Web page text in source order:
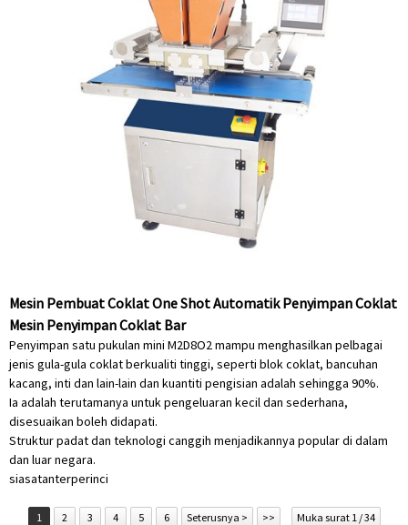
Mesin Pembuat Coklat One Shot Automatik Penyimpan Coklat
Mesin Penyimpan Coklat Bar
Penyimpan satu pukulan mini M2D8O2 mampu menghasilkan pelbagai
jenis gula-gula coklat berkualiti tinggi, seperti blok coklat, bancuhan
kacang, inti dan lain-lain dan kuantiti pengisian adalah sehingga 90%.
Ia adalah terutamanya untuk pengeluaran kecil dan sederhana,
disesuaikan boleh didapati.
Struktur padat dan teknologi canggih menjadikannya popular di dalam
dan luar negara.
siasatanterperinci
1 2 3 4 5 6 Seterusnya > >> Muka surat 1 / 34